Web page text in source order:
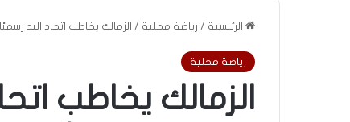
الرئيسية / رياضة محلية / الزمالك يخاطب اتحاد اليد
رياضة محلية
الزمالك يخاطب